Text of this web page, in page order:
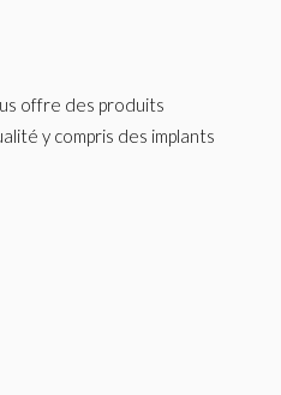
offre des produits
y compris des implants